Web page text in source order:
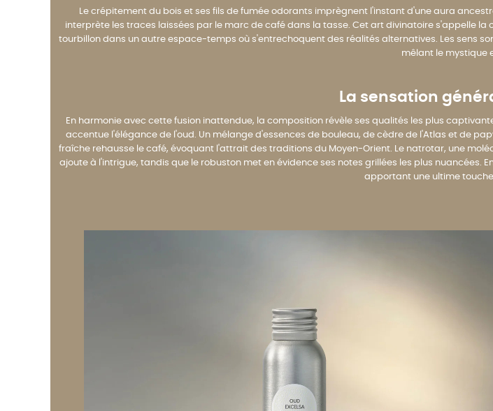
Le crépitement du bois et ses fils de fumée odorants imprègnent l'instant d'une aura
interprète les traces laissées par le marc de café dans la tasse. Cet art divinatoire s'appelle
tourbillon dans un autre espace-temps où s'entrechoquent des réalités alternatives. Les sens
mêlant le mystique
La sensation
En harmonie avec cette fusion inattendue, la composition révèle ses qualités les plus
accentue l'élégance de l'oud. Un mélange d'essences de bouleau, de cèdre de l'Atlas et de
fraîche rehausse le café, évoquant l'attrait des traditions du Moyen-Orient. Le natrotar, une
ajoute à l'intrigue, tandis que le robuston met en évidence ses notes grillées les plus nuancées.
apportant une ultime